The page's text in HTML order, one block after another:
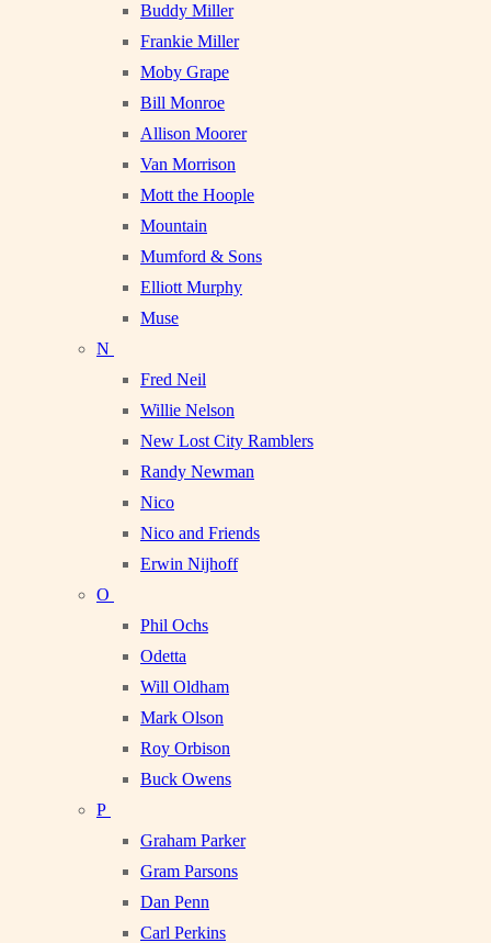
Buddy Miller
Frankie Miller
Moby Grape
Bill Monroe
Allison Moorer
Van Morrison
Mott the Hoople
Mountain
Mumford & Sons
Elliott Murphy
Muse
N
Fred Neil
Willie Nelson
New Lost City Ramblers
Randy Newman
Nico
Nico and Friends
Erwin Nijhoff
O
Phil Ochs
Odetta
Will Oldham
Mark Olson
Roy Orbison
Buck Owens
P
Graham Parker
Gram Parsons
Dan Penn
Carl Perkins